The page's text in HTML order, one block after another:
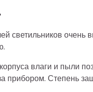
светильников очень
влаги и пыли
прибором. Степень